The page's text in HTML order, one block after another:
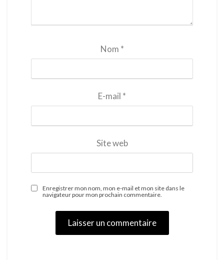
Nom *
E-mail *
Site web
Enregistrer mon nom, mon e-mail et mon site dans le
navigateur pour mon prochain commentaire.